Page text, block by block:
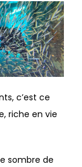
c’est ce
riche en vie
sombre de